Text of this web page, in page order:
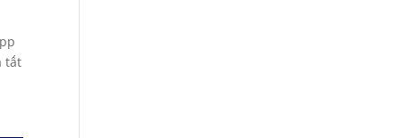
tất